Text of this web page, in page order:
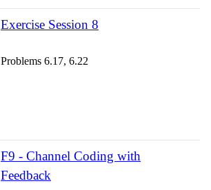
channels
communication channels
Exercise Session 8
Problems 6.17, 6.22
F9 - Channel Coding with
Feedback